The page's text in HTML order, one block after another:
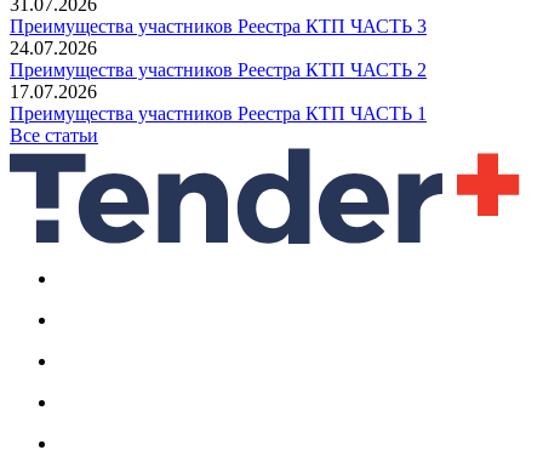
31.07.2026
Преимущества участников Реестра КТП ЧАСТЬ 3
24.07.2026
Преимущества участников Реестра КТП ЧАСТЬ 2
17.07.2026
Преимущества участников Реестра КТП ЧАСТЬ 1
Все статьи